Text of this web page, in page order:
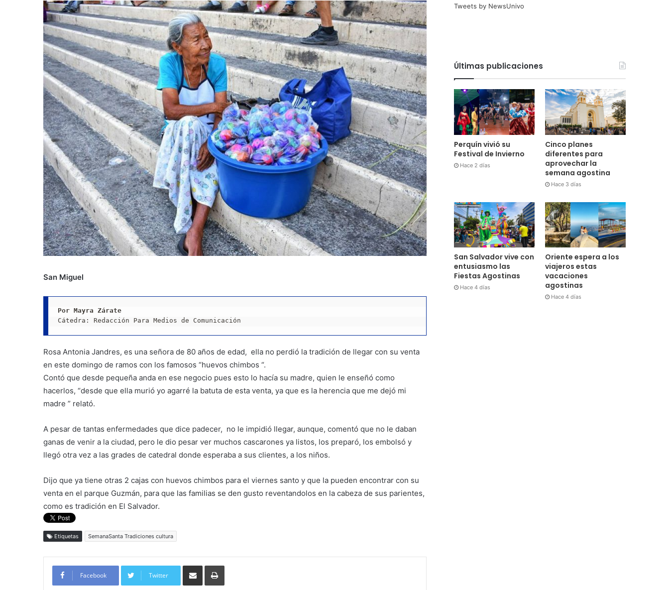
San Miguel
Por Mayra Zárate
Cátedra: Redacción Para Medios de Comunicación
Rosa Antonia Jandres, es una señora de 80 años de edad, ella no perdió la tradición de llegar con su venta
en este domingo de ramos con los famosos “huevos chimbos “.
Contó que desde pequeña anda en ese negocio pues esto lo hacía su madre, quien le enseñó como
hacerlos, “desde que ella murió yo agarré la batuta de esta venta, ya que es la herencia que me dejó mi
madre ” relató.
A pesar de tantas enfermedades que dice padecer, no le impidió llegar, aunque, comentó que no le daban
ganas de venir a la ciudad, pero le dio pesar ver muchos cascarones ya listos, los preparó, los embolsó y
llegó otra vez a las grades de catedral donde esperaba a sus clientes, a los niños.
Dijo que ya tiene otras 2 cajas con huevos chimbos para el viernes santo y que la pueden encontrar con su
venta en el parque Guzmán, para que las familias se den gusto reventandolos en la cabeza de sus parientes,
como es tradición en El Salvador.
Etiquetas SemanaSanta Tradiciones cultura
Facebook Twitter
Compartir por correo electrónicoImprimir
combustibles
hacia Ciudad Barrios
UNIVO fortalece la formación de
salvadoreños con experiencias
prácticas en su Laboratorio de
Comunicaciones
profesionales del futuro
Tweets by NewsUnivo
Últimas publicaciones
Perquín vivió su
Festival de Invierno
Hace 2 días
Cinco planes
diferentes para
aprovechar la
semana agostina
Hace 3 días
San Salvador vive con
entusiasmo las
Fiestas Agostinas
Hace 4 días
Oriente espera a los
viajeros estas
vacaciones
agostinas
Hace 4 días